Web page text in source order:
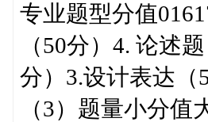
专业题型分值
（50分）4. 论述
分）3.设计表达（
（3）题量小分值